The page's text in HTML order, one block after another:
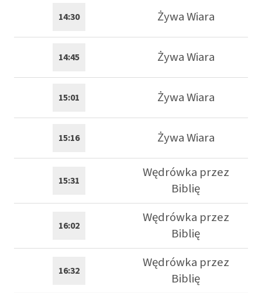
14:30 Żywa Wiara
14:45 Żywa Wiara
15:01 Żywa Wiara
15:16 Żywa Wiara
15:31
Wędrówka przez
Biblię
16:02
Wędrówka przez
Biblię
16:32
Wędrówka przez
Biblię